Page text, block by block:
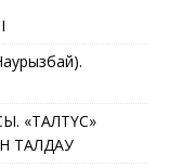
«ТАЛТҮС»
ТАЛДАУ